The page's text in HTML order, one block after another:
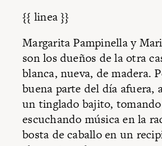
{{ linea }}
Margarita Pampinella y
son los dueños de la otra
blanca, nueva, de madera.
buena parte del día afuera,
un tinglado bajito,
escuchando música en la
bosta de caballo en un